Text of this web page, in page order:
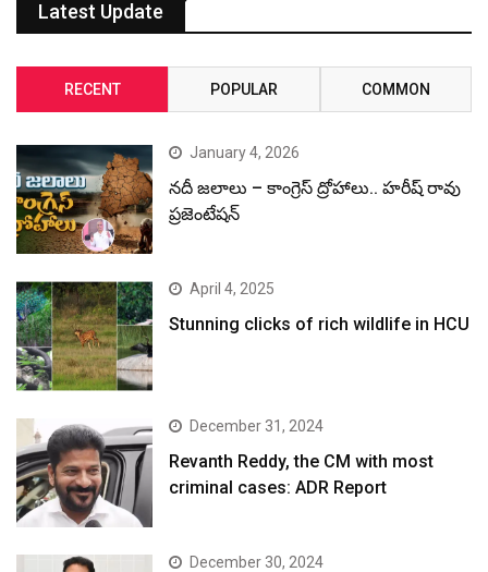
Latest Update
RECENT POPULAR COMMON
January 4, 2026
నదీ జలాలు – కాంగ్రెస్ ద్రోహాలు.. హరీష్ రావు
ప్రజెంటేషన్
April 4, 2025
Stunning clicks of rich wildlife in HCU
December 31, 2024
Revanth Reddy, the CM with most
criminal cases: ADR Report
December 30, 2024